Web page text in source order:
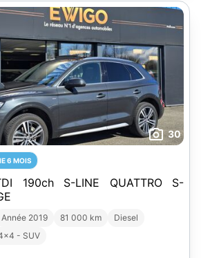
30
6 MOIS
190ch S-LINE QUATTRO S-
Année 2019 81 000 km
Diesel
- SUV